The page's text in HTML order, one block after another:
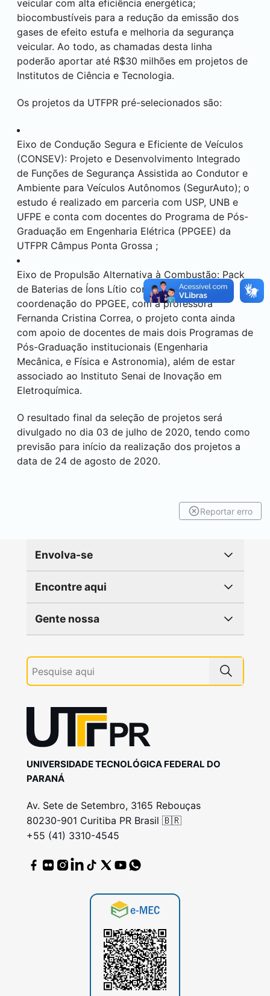
veicular com alta eficiência energética;
biocombustíveis para a redução da emissão dos
gases de efeito estufa e melhoria da segurança
veicular. Ao todo, as chamadas desta linha
poderão aportar até R$30 milhões em projetos de
Institutos de Ciência e Tecnologia.
Os projetos da UTFPR pré-selecionados são:
Eixo de Condução Segura e Eficiente de Veículos
(CONSEV): Projeto e Desenvolvimento Integrado
de Funções de Segurança Assistida ao Condutor e
Ambiente para Veículos Autônomos (SegurAuto); o
estudo é realizado em parceria com USP, UNB e
UFPE e conta com docentes do Programa de Pós-
Graduação em Engenharia Elétrica (PPGEE) da
UTFPR Câmpus Ponta Grossa ;
Eixo de Propulsão Alternativa à Combustão: Pack
de Baterias de Íons Lítio com BMS; sob a
coordenação do PPGEE, com a professora
Fernanda Cristina Correa, o projeto conta ainda
com apoio de docentes de mais dois Programas de
Pós-Graduação institucionais (Engenharia
Mecânica, e Física e Astronomia), além de estar
associado ao Instituto Senai de Inovação em
Eletroquímica.
O resultado final da seleção de projetos será
divulgado no dia 03 de julho de 2020, tendo como
previsão para início da realização dos projetos a
data de 24 de agosto de 2020.
Reportar erro
Envolva-se
Encontre aqui
Gente nossa
UNIVERSIDADE TECNOLÓGICA FEDERAL DO
PARANÁ
Av. Sete de Setembro, 3165 Rebouças
80230-901 Curitiba PR Brasil 🇧🇷
+55 (41) 3310-4545